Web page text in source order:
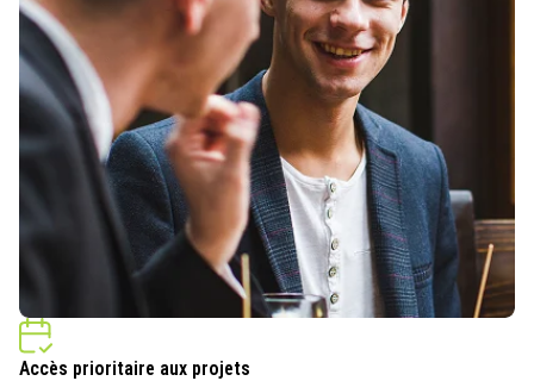
Accès prioritaire aux projets